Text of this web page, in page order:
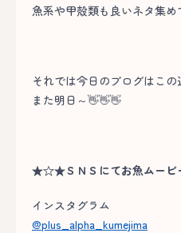
魚系や甲殻類も良いネタ集
それでは今日のブログはこの
また明日～👋👋👋
★☆★ＳＮＳにてお魚ムー
インスタグラム
@plus_alpha_kumejima